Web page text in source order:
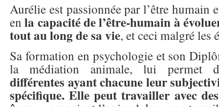
Aurélie est passionnée par l’être humain
enla capacité de l’être-humain à
tout au long de sa vie, et ceci malgré les
Sa formation en psychologie et son
la médiation animale, lui permet
différentes ayant chacune leur
spécifique. Elle peut travailler avec